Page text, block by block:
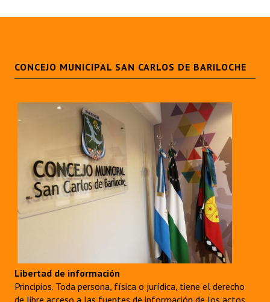
CONCEJO MUNICIPAL SAN CARLOS DE BARILOCHE
Libertad de información
Principios. Toda persona, física o jurídica, tiene el derecho
de libre acceso a las fuentes de información de los actos